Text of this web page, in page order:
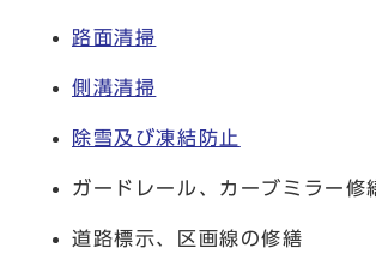
路面清掃
側溝清掃
除雪及び凍結防止
ガードレール、カーブミラー修
道路標示、区画線の修繕